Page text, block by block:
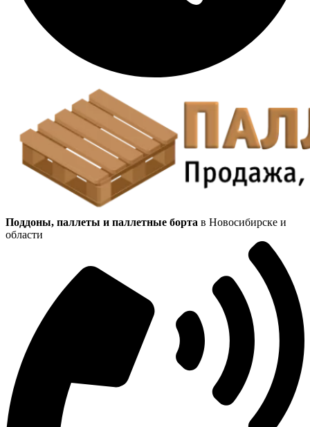
Поддоны, паллеты и паллетные борта в Новосибирске и
области